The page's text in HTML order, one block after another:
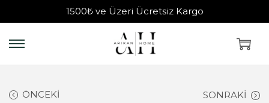
1500₺ ve Üzeri Ücretsiz Kargo
ÖNCEKI SONRAKI